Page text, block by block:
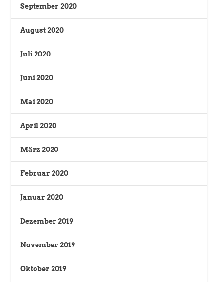
September 2020
August 2020
Juli 2020
Juni 2020
Mai 2020
April 2020
März 2020
Februar 2020
Januar 2020
Dezember 2019
November 2019
Oktober 2019